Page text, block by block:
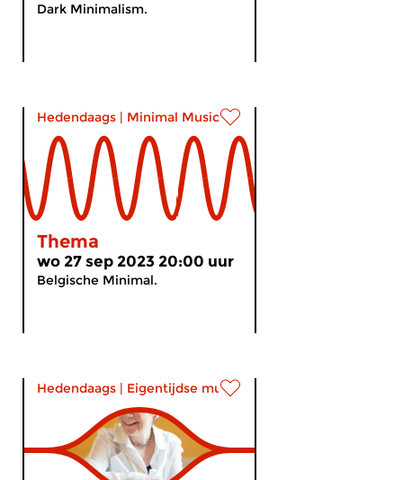
Dark Minimalism.
Hedendaags | Minimal Music
Thema
wo 27 sep 2023 20:00 uur
Belgische Minimal.
Hedendaags | Eigentijdse muziek